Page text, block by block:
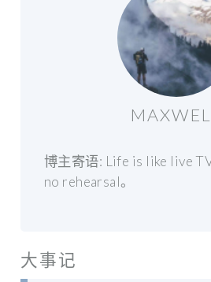
博主寄语: Life is like live
no rehearsal。
大事记